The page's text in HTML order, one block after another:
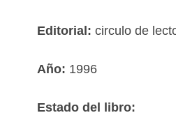
Editorial:circulo de
Año: 1996
Estado del libro: